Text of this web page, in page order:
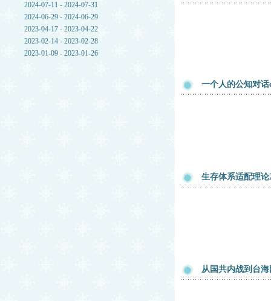
2024-07-11 - 2024-07-31
2024-06-29 - 2024-06-29
2023-04-17 - 2023-04-22
2023-02-14 - 2023-02-28
2023-01-09 - 2023-01-26
一个人的公知对
生存体系适配理
从国共内战到台